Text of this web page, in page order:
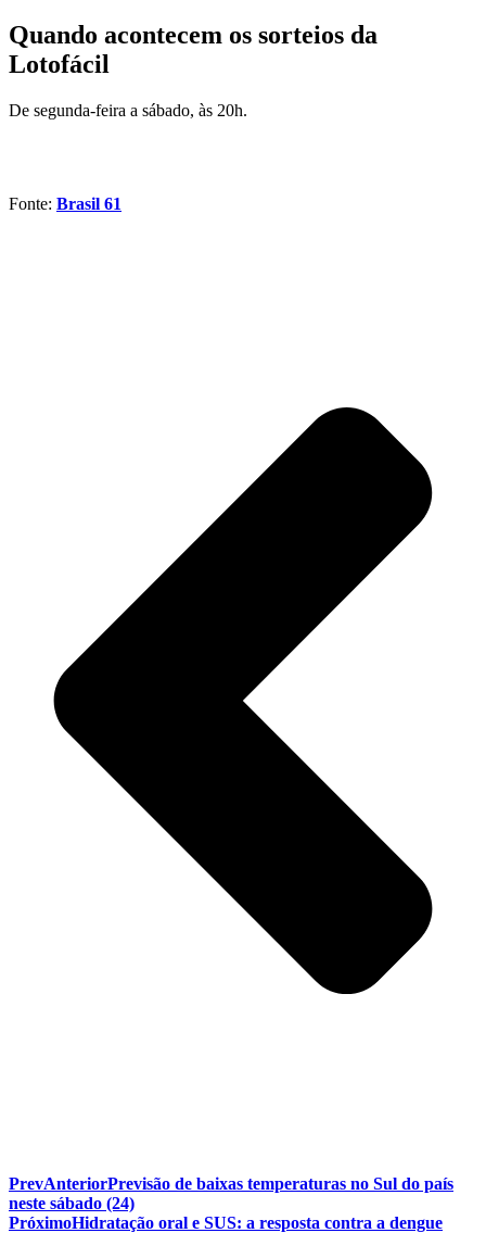
Quando acontecem os sorteios da
Lotofácil
De segunda-feira a sábado, às 20h.
Fonte: Brasil 61
PrevAnteriorPrevisão de baixas temperaturas no Sul do país
neste sábado (24)
PróximoHidratação oral e SUS: a resposta contra a dengue